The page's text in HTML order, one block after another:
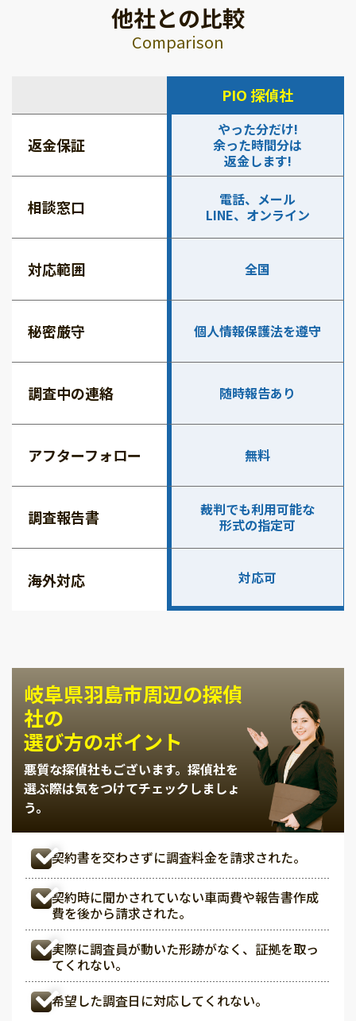
他社との比較
Comparison
PIO 探偵社
返金保証
やった分だけ!
余った時間分は
返金します!
相談窓口
電話、メール
LINE、オンライン
対応範囲 全国
秘密厳守 個人情報保護法を遵守
調査中の連絡 随時報告あり
アフターフォロー 無料
調査報告書
裁判でも利用可能な
形式の指定可
海外対応 対応可
岐阜県羽島市周辺の探偵
社の
選び方のポイント
悪質な探偵社もございます。 探偵社を
選ぶ際は気をつけてチェックしましょ
う。
契約書を交わさずに調査料金を請求された。
契約時に聞かされていない車両費や報告書作成
費を後から請求された。
実際に調査員が動いた形跡がなく、証拠を取っ
てくれない。
希望した調査日に対応してくれない。